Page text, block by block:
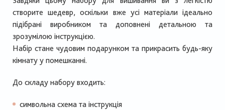
створите шедевр, оскільки вже усі матеріали ідеально
підібрані виробником та доповнені детальною та
зрозумілою інструкцією.
Набір стане чудовим подарунком та прикрасить будь-яку
кімнату у помешканні.
До складу набору входить:
символьна схема та інструкція